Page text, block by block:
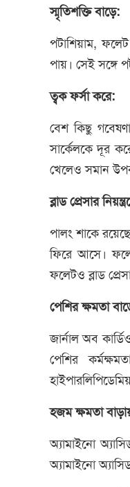
স্মৃতিশক্তি বাড়ে:
পটাশিয়াম,
পায়। সেই সঙ্গে
ত্বক ফর্সা করে:
বেশ কিছু
সার্কেলকে দূর
খেলেও সমান
ব্লাড প্রেসার
পালং শাকে
ফিরে আসে। ফলে
ফলেটও ব্লাড
পেশির ক্ষমতা
জার্নাল অব
পেশির
হজম ক্ষমতা
অ্যামাইনো
অ্যামাইনো